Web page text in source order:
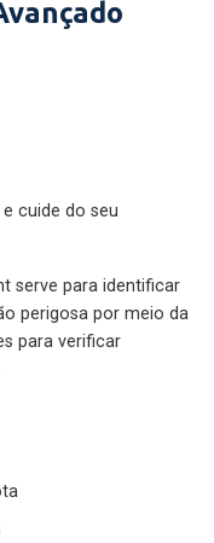
cuide do seu
serve para identificar
perigosa por meio da
para verificar